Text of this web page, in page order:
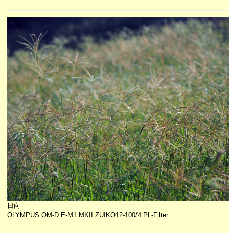
日向
OLYMPUS OM-D E-M1 MKII ZUIKO12-100/4 PL-Filter